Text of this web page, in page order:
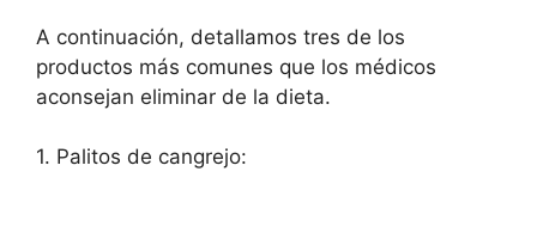
A continuación, detallamos tres de los
productos más comunes que los médicos
aconsejan eliminar de la dieta.
1. Palitos de cangrejo: